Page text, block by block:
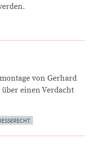
von Gerhard
einen Verdacht